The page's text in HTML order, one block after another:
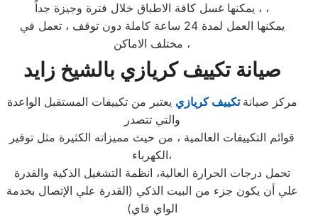
، يمكنها غسل كافة الاطباق خلال فترة وجيزة جداً ،
يمكنها العمل لمدة 24 ساعة كاملة دون توقف ، تعمل في
مختلف الاماكن ،
صيانة تكييف كريازي بالشيخ زايد
مركز صيانة تكييف كريازي يعتبر من تكييفات المستقبل الواعدة
والتي تتصدر
قوائم التكييفات العالمية ، من حيث مميزاته الكثيرة مثل توفير
الكهرباء،
تحمل درجات الحرارة العالية، انظمة التشغيل الذكية والقدرة
علي أن يكون جزء من البيت الذكي (القدرة علي الإتصال بخدمة
الواي فاي)